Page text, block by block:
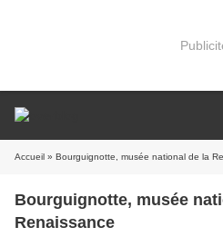
Accueil » Bourguignotte, musée national de la
Bourguignotte, musée
Renaissance